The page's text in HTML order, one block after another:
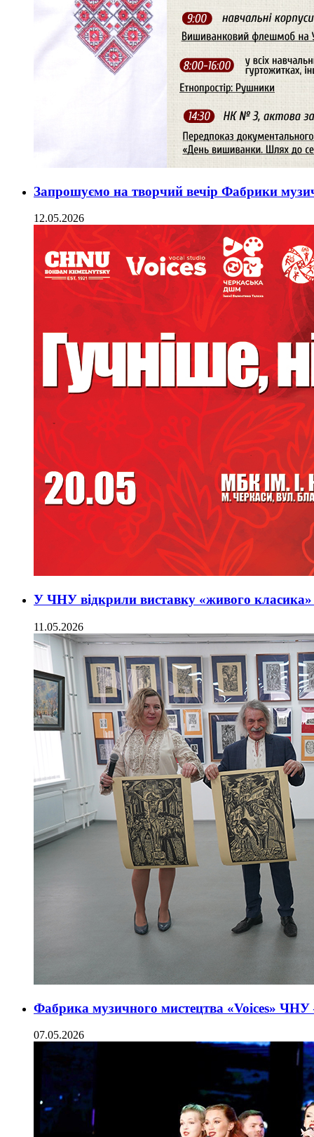
Запрошуємо на творчий вечір Фабрики
12.05.2026
У ЧНУ відкрили виставку «живого класика»
11.05.2026
Фабрика музичного мистецтва «Voices»
07.05.2026